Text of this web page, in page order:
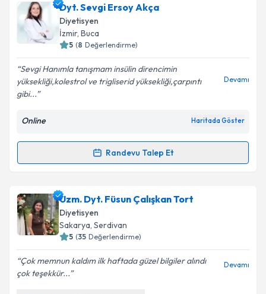
Uzm. Dyt. Meltem Tombuliçin randevu takvimi
talebi oluşturun. Size bu uzmandan randevu almanız
için bir takvim hazırlandığında e-posta ile
bilgilendireceğiz.
E-posta Adresiniz
Aydınlatma
kapsamda işlenmesini kabul ediyorum.
Dyt. Sevgi Ersoy Akça
Diyetisyen
İzmir, Buca
5 (8 Değerlendirme)
Sevgi Hanımla tanışmam insülin direncimin
yüksekliği,kolestrol ve trigliserid yüksekliği,çarpıntı
gibi...
Devamı
Online Haritada Göster
Randevu Talep Et
Randevu Takvimi Talebi
Dyt. Sevgi Ersoy Akçaiçin randevu takvimi talebi
oluşturun. Size bu uzmandan randevu almanız için bir
takvim hazırlandığında e-posta ile bilgilendireceğiz.
Uzm. Dyt. Füsun Çalışkan Tort
Diyetisyen
Sakarya, Serdivan
5 (35 Değerlendirme)
Çok memnun kaldım ilk haftada güzel bilgiler alındı
çok teşekkür...
Devamı